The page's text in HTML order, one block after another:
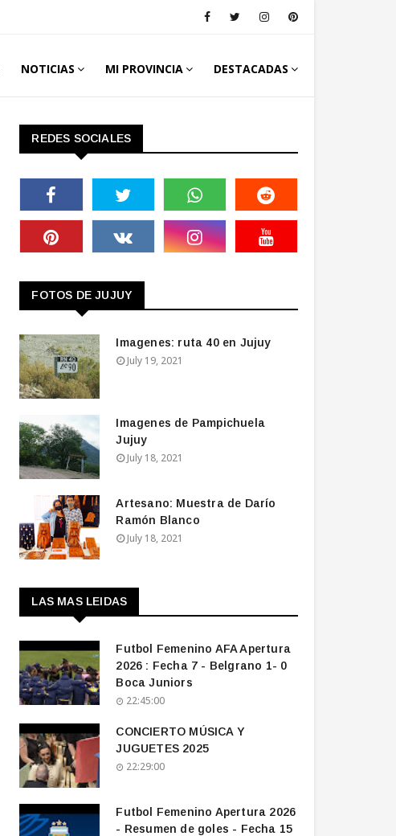
NOTICIAS MI PROVINCIA DESTACADAS
REDES SOCIALES
FOTOS DE JUJUY
Imagenes: ruta 40 en Jujuy
July 19, 2021
Imagenes de Pampichuela
Jujuy
July 18, 2021
Artesano: Muestra de Darío
Ramón Blanco
July 18, 2021
LAS MAS LEIDAS
Futbol Femenino AFA Apertura
2026 : Fecha 7 - Belgrano 1- 0
Boca Juniors
22:45:00
CONCIERTO MÚSICA Y
JUGUETES 2025
22:29:00
Futbol Femenino Apertura 2026
- Resumen de goles - Fecha 15